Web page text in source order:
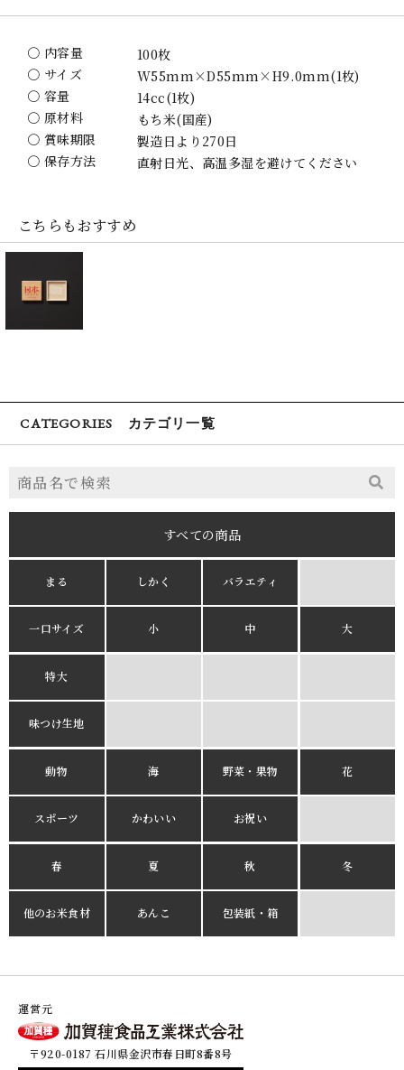
〇 内容量
100枚
〇 サイズ
W55mm×D55mm×H9.0mm(1枚)
〇 容量
14cc(1枚)
〇 原材料
もち米(国産)
〇 賞味期限
製造日より270日
〇 保存方法
直射日光、高温多湿を避けてください
こちらもおすすめ
CATEGORIES カテゴリ一覧
すべての商品
まる しかく バラエティ
一口サイズ 小 中 大
特大
味つけ生地
動物 海 野菜・果物 花
スポーツ かわいい お祝い
春 夏 秋 冬
他のお米食材 あんこ 包装紙・箱
運営元
〒920-0187 石川県金沢市春日町8番8号